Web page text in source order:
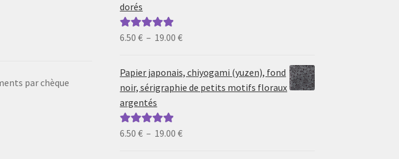
par chèque
dorés
Note5.00sur
6.50€ – 19.00€Plage
prix :
6.50 €
Papier japonais, chiyogami (yuzen), fond
noir, sérigraphie de petits motifs floraux
argentés
Note5.00sur
6.50€ – 19.00€Plage